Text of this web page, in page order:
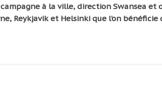
à la ville, direction Swansea et
Reykjavik et Helsinki que l’on